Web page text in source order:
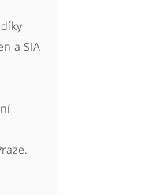
a SIA